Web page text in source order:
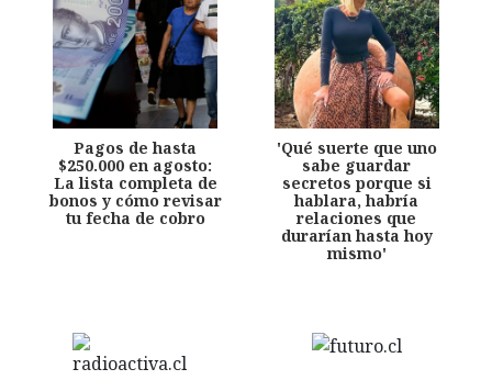
Pagos de hasta
$250.000 en agosto:
La lista completa de
bonos y cómo revisar
tu fecha de cobro
'Qué suerte que uno
sabe guardar
secretos porque si
hablara, habría
relaciones que
durarían hasta hoy
mismo'